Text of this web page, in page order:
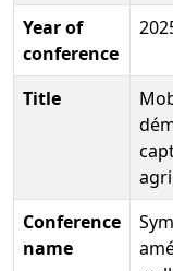
Year of
conference
Title
Conference
name